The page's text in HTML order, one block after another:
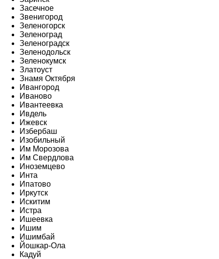
Засечное
Звенигород
Зеленогорск
Зеленоград
Зеленоградск
Зеленодольск
Зеленокумск
Златоуст
Знамя Октября
Ивангород
Иваново
Ивантеевка
Ивдель
Ижевск
Избербаш
Изобильный
Им Морозова
Им Свердлова
Иноземцево
Инта
Ипатово
Иркутск
Искитим
Истра
Ишеевка
Ишим
Ишимбай
Йошкар-Ола
Кадуй